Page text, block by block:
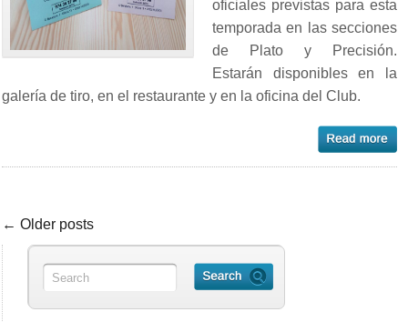
oficiales previstas para esta
temporada en las secciones
de Plato y Precisión.
Estarán disponibles en la
galería de tiro, en el restaurante y en la oficina del Club.
← Older posts